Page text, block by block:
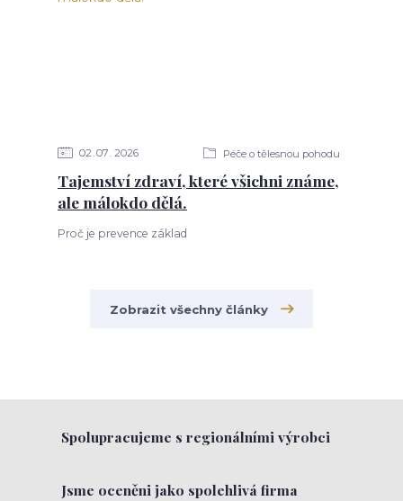
02 07 2026 Péče o tělesnou pohodu
Tajemství zdraví, které všichni známe,
ale málokdo dělá.
Proč je prevence základ
Zobrazit všechny články
Spolupracujeme s regionálními výrobci
Jsme oceněni jako spolehlivá firma